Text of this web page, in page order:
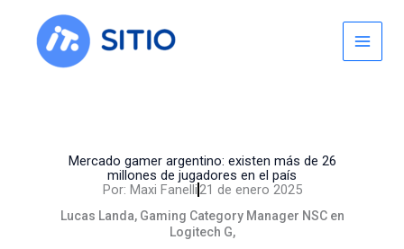
content
Mercado gamer argentino: existen más de 26
millones de jugadores en el país
Por: Maxi Fanelli21 de enero 2025
Lucas Landa, Gaming Category Manager NSC en
Logitech G,